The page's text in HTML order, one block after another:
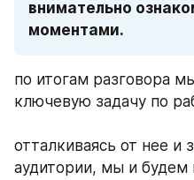
внимательно
моментами.
по итогам разговора
ключевую задачу по
отталкиваясь от нее и
аудитории, мы и будем